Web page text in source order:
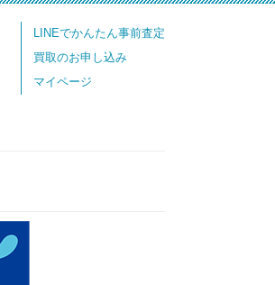
LINEでかんたん事前査定
買取のお申し込み
マイページ